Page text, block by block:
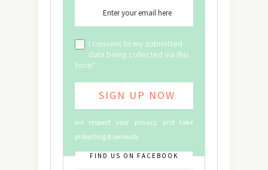
I consent to my submitted
data being collected via this
form*
we respect your privacy and take
protecting it seriously
FIND US ON FACEBOOK